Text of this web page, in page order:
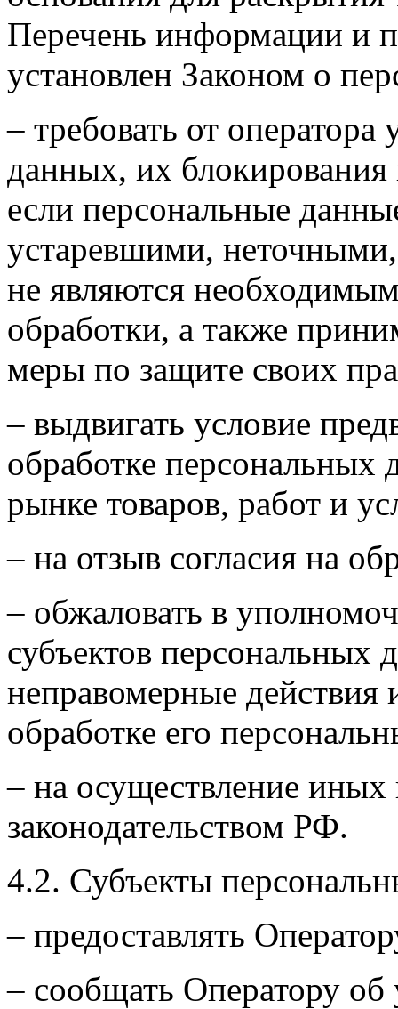
Перечень информации и
установлен Законом о
– требовать от
данных, их
если персональные
устаревшими,
не являются
обработки, а также
меры по защите своих
– выдвигать условие
обработке
рынке товаров, работ и
– на отзыв согласия на
– обжаловать в
субъектов персональных
неправомерные действия
обработке его
– на осуществление
законодательством РФ.
4.2. Субъекты
– предоставлять
– сообщать Оператору